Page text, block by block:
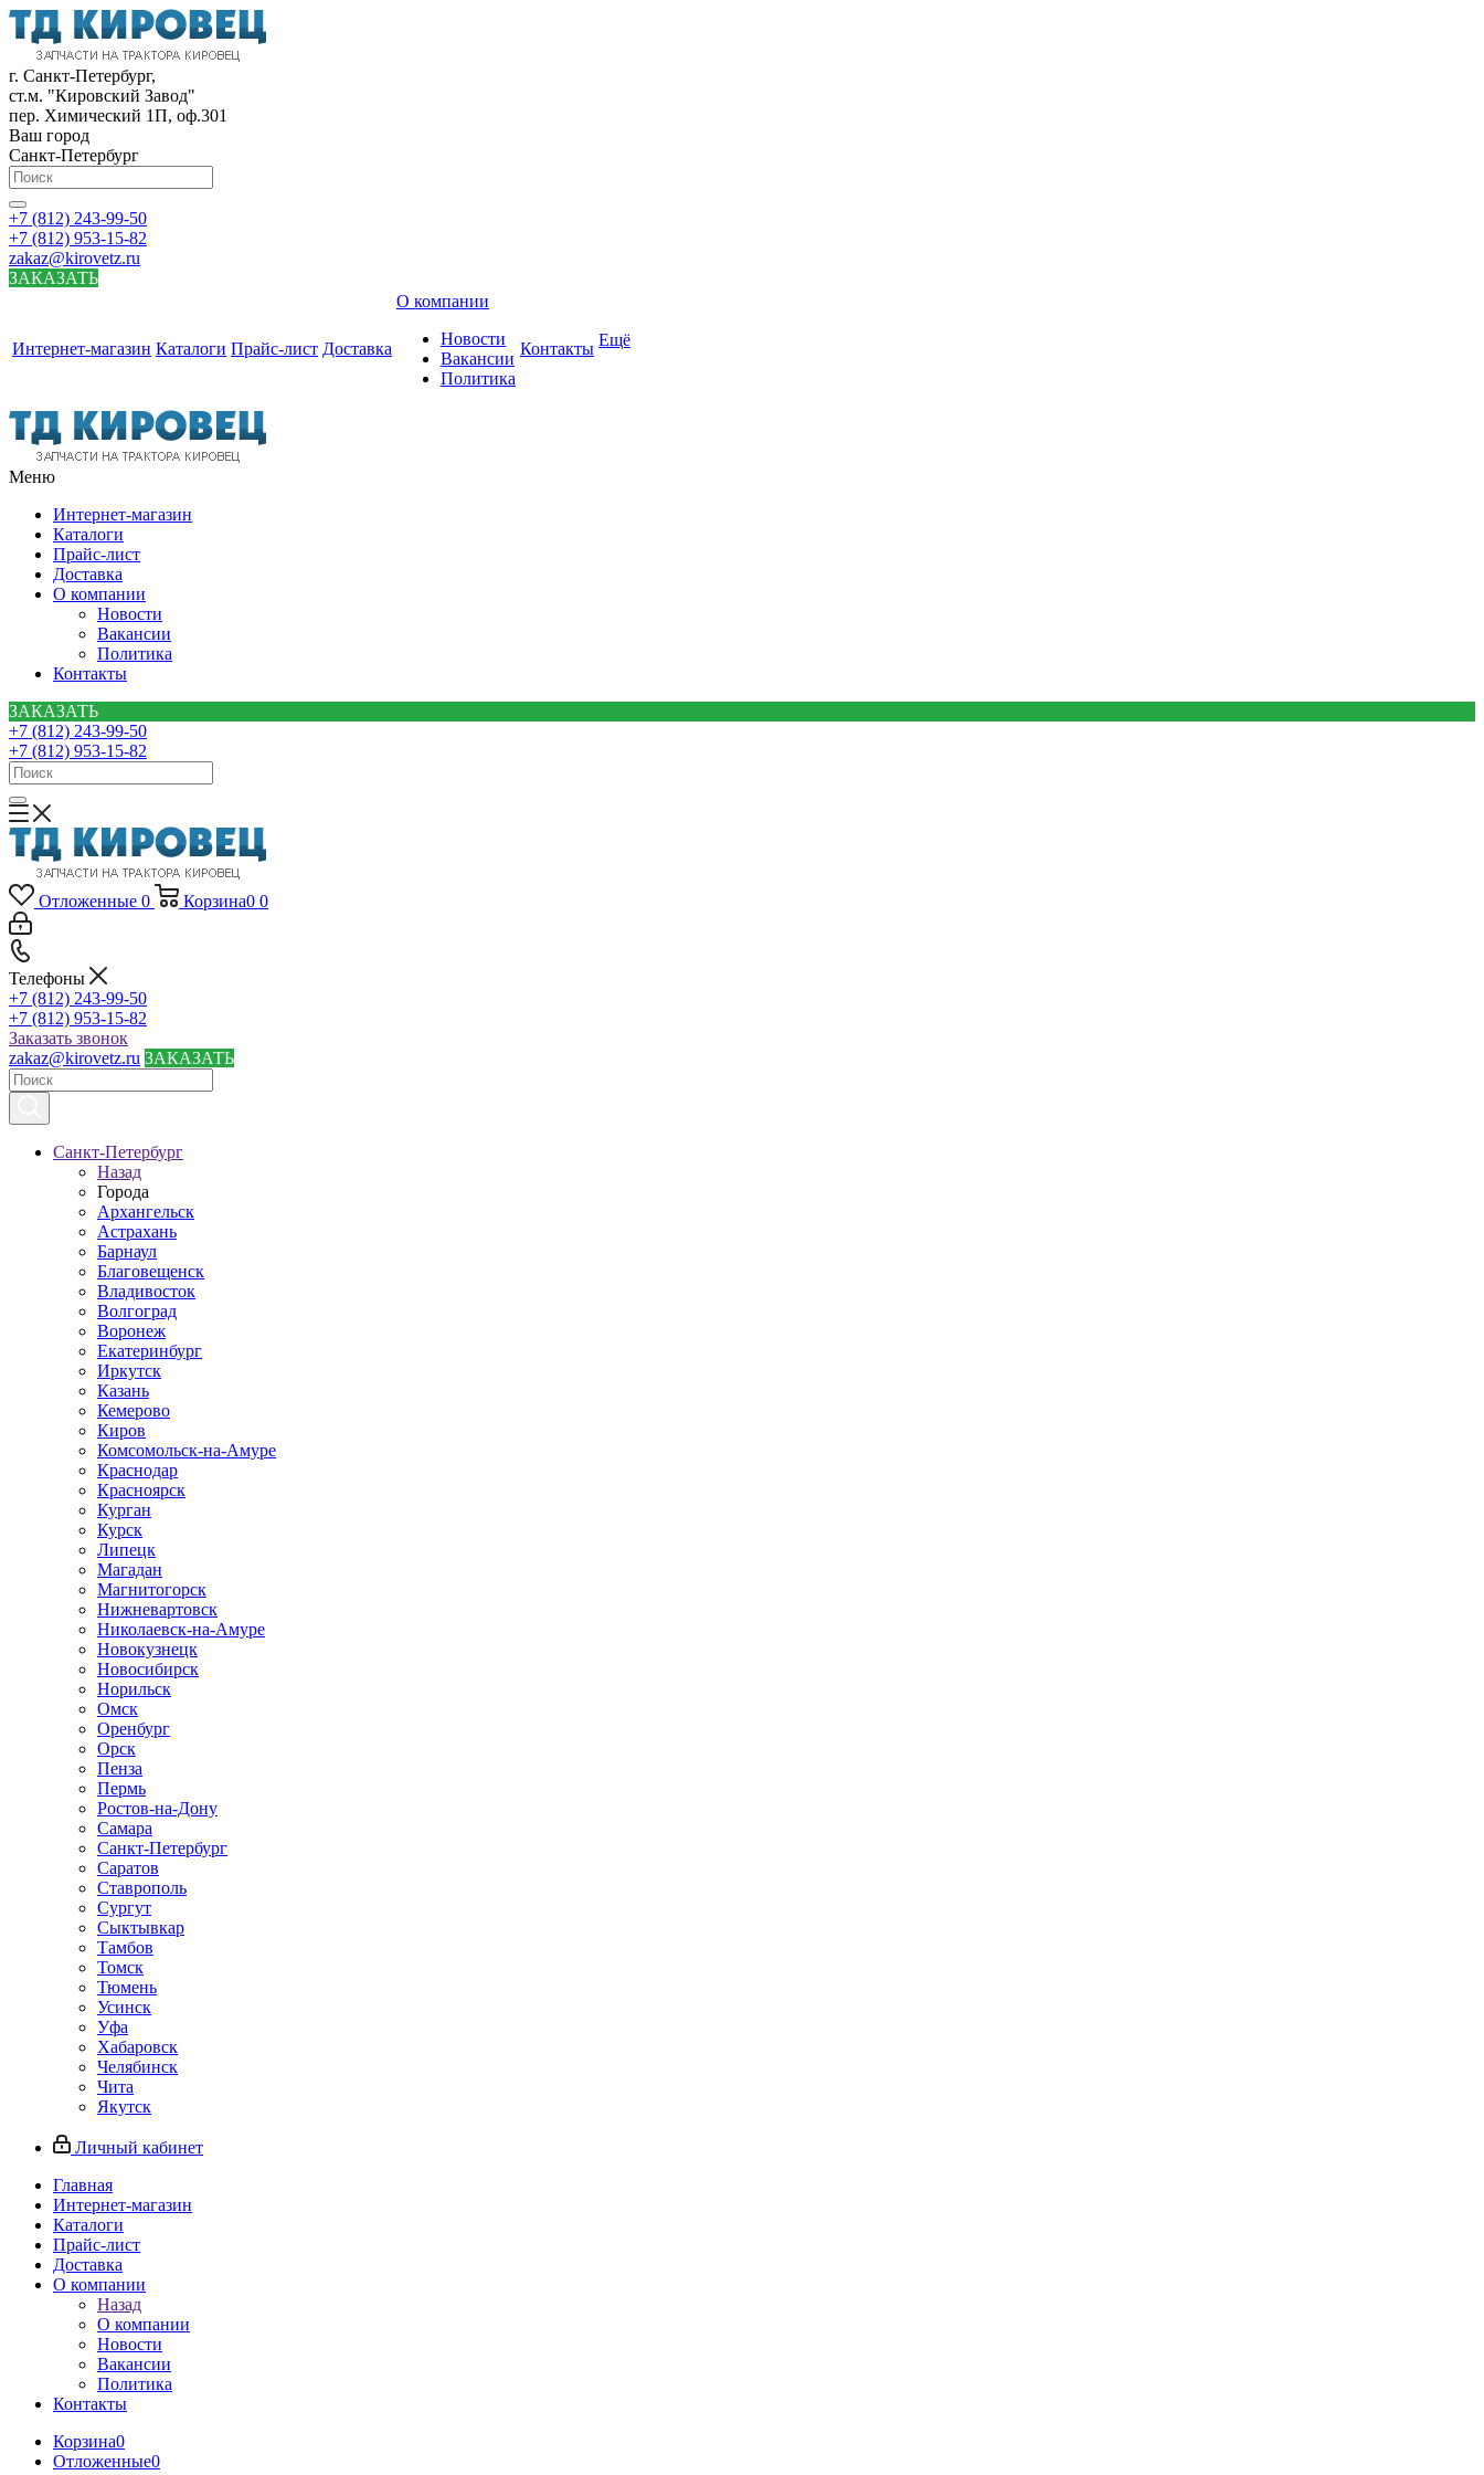
г. Санкт-Петербург,
ст.м. "Кировский Завод"
пер. Химический 1П, оф.301
Ваш город
Санкт-Петербург
+7 (812) 243-99-50
+7 (812) 953-15-82
zakaz@kirovetz.ru
ЗАКАЗАТЬ
Интернет-магазин Каталоги Прайс-лист Доставка
О компании
Новости
Вакансии
Политика
Контакты Ещё
Меню
Интернет-магазин
Каталоги
Прайс-лист
Доставка
О компании
Новости
Вакансии
Политика
Контакты
ЗАКАЗАТЬ
+7 (812) 243-99-50
+7 (812) 953-15-82
Отложенные 0 Корзина0 0
Телефоны
+7 (812) 243-99-50
+7 (812) 953-15-82
Заказать звонок
zakaz@kirovetz.ru ЗАКАЗАТЬ
Санкт-Петербург
Назад
Города
Архангельск
Астрахань
Барнаул
Благовещенск
Владивосток
Волгоград
Воронеж
Екатеринбург
Иркутск
Казань
Кемерово
Киров
Комсомольск-на-Амуре
Краснодар
Красноярск
Курган
Курск
Липецк
Магадан
Магнитогорск
Нижневартовск
Николаевск-на-Амуре
Новокузнецк
Новосибирск
Норильск
Омск
Оренбург
Орск
Пенза
Пермь
Ростов-на-Дону
Самара
Санкт-Петербург
Саратов
Ставрополь
Сургут
Сыктывкар
Тамбов
Томск
Тюмень
Усинск
Уфа
Хабаровск
Челябинск
Чита
Якутск
Личный кабинет
Главная
Интернет-магазин
Каталоги
Прайс-лист
Доставка
О компании
Назад
О компании
Новости
Вакансии
Политика
Контакты
Корзина0
Отложенные0